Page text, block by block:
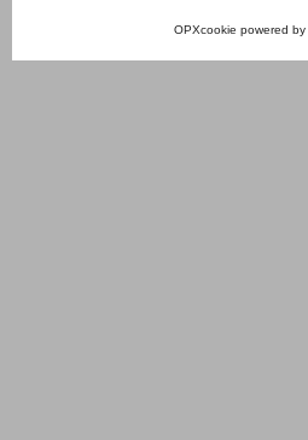
OPXcookie powered by